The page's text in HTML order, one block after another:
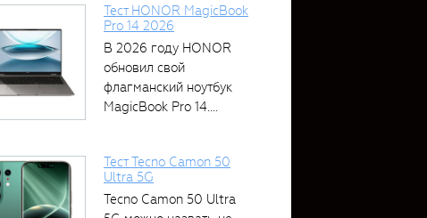
Тест HONOR MagicBook
Pro 14 2026
В 2026 году HONOR
обновил свой
флагманский ноутбук
MagicBook Pro 14....
Тест Tecno Camon 50
Ultra 5G
Tecno Camon 50 Ultra